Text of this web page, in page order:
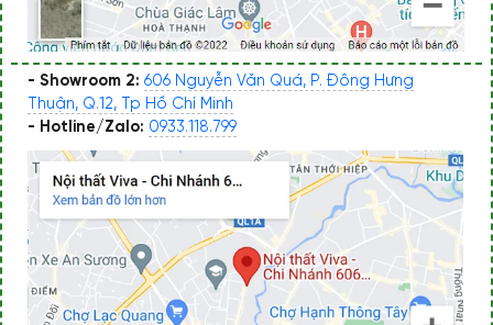
- Showroom 2: 606 Nguyễn Văn Quá, P. Đông Hưng
Thuận, Q.12, Tp Hồ Chí Minh
- Hotline/Zalo: 0933.118.799